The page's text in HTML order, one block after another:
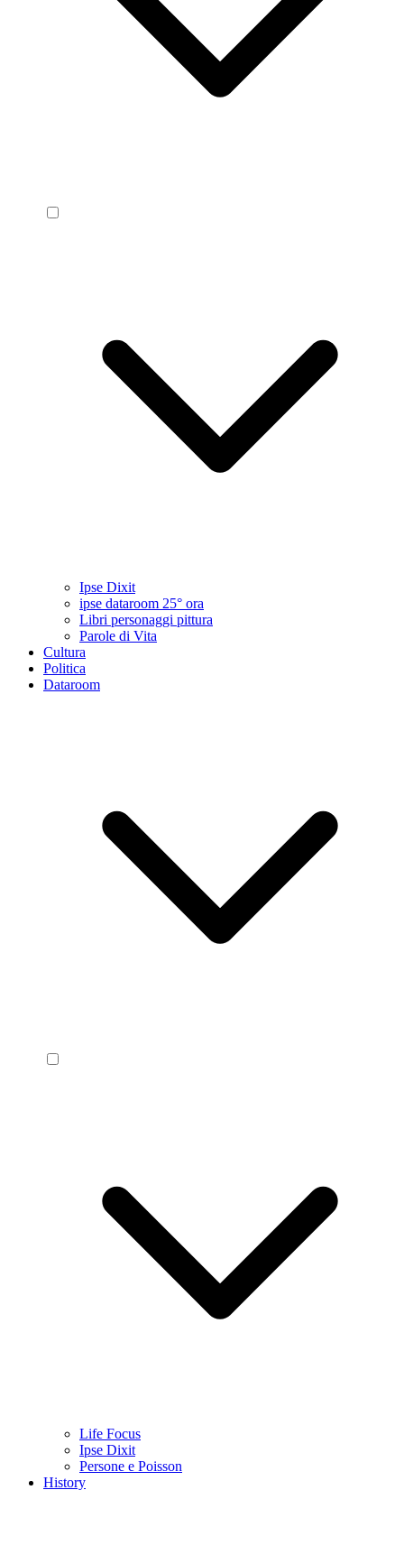
Ipse Dixit
ipse dataroom 25° ora
Libri personaggi pittura
Parole di Vita
Cultura
Politica
Dataroom
Life Focus
Ipse Dixit
Persone e Poisson
History